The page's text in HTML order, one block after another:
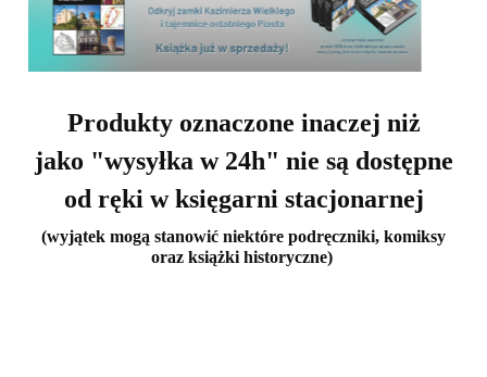
Produkty oznaczone inaczej niż
jako "wysyłka w 24h" nie są dostępne
od ręki w księgarni stacjonarnej
(wyjątek mogą stanowić niektóre podręczniki, komiksy
oraz książki historyczne)